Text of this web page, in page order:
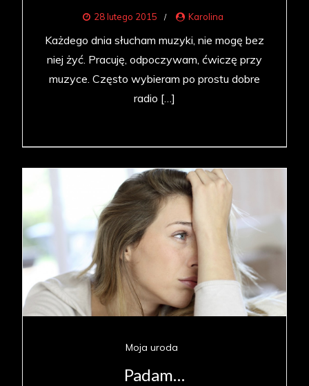
28 lutego 2015 Karolina
Każdego dnia słucham muzyki, nie mogę bez
niej żyć. Pracuję, odpoczywam, ćwiczę przy
muzyce. Często wybieram po prostu dobre
radio […]
Moja uroda
Padam…